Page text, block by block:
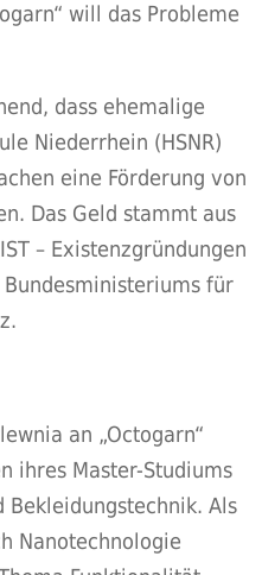
will das Probleme
dass ehemalige
Niederrhein (HSNR)
eine Förderung von
Das Geld stammt aus
– Existenzgründungen
Bundesministeriums für
an „Octogarn“
ihres Master-Studiums
Bekleidungstechnik. Als
Nanotechnologie